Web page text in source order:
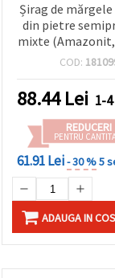
Șirag de
din pietre
mixte (Amazonit,
Jasp), 10 mm,
bijuterii
brățări și
COD:
88.44Lei 1-
REDUCERI
PENTRU
61.91 Lei- 30 %5
ADAUGA IN COS